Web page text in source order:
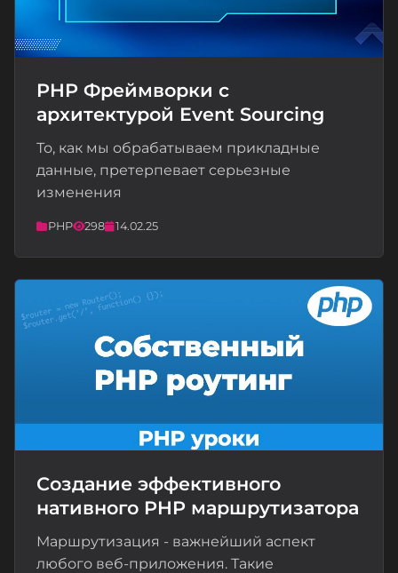
📝
PHP Фреймворки с
архитектурой Event Sourcing
То, как мы обрабатываем прикладные
данные, претерпевает серьезные
изменения
PHP 298 14.02.25
📝
Создание эффективного
нативного PHP маршрутизатора
Маршрутизация - важнейший аспект
любого веб-приложения. Такие